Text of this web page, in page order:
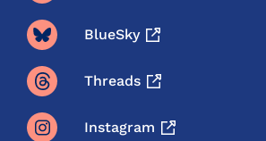
BlueSky
Threads
Instagram